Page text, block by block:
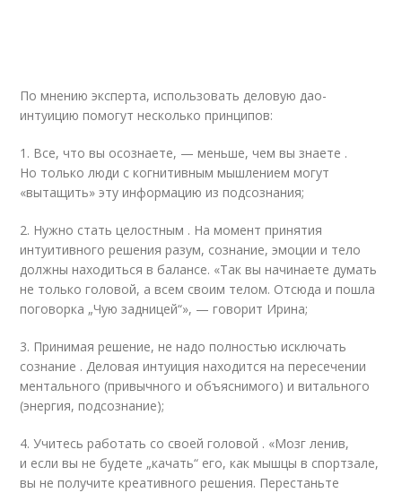
По мнению эксперта, использовать деловую дао-
интуицию помогут несколько принципов:
1. Все, что вы осознаете, — меньше, чем вы знаете .
Но только люди с когнитивным мышлением могут
«вытащить» эту информацию из подсознания;
2. Нужно стать целостным . На момент принятия
интуитивного решения разум, сознание, эмоции и тело
должны находиться в балансе. «Так вы начинаете думать
не только головой, а всем своим телом. Отсюда и пошла
поговорка „Чую задницей“», — говорит Ирина;
3. Принимая решение, не надо полностью исключать
сознание . Деловая интуиция находится на пересечении
ментального (привычного и объяснимого) и витального
(энергия, подсознание);
4. Учитесь работать со своей головой . «Мозг ленив,
и если вы не будете „качать“ его, как мышцы в спортзале,
вы не получите креативного решения. Перестаньте